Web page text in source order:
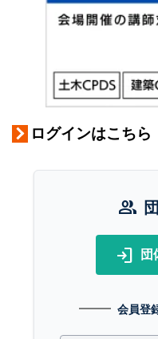
ログインはこちら
group
login 団
会員登